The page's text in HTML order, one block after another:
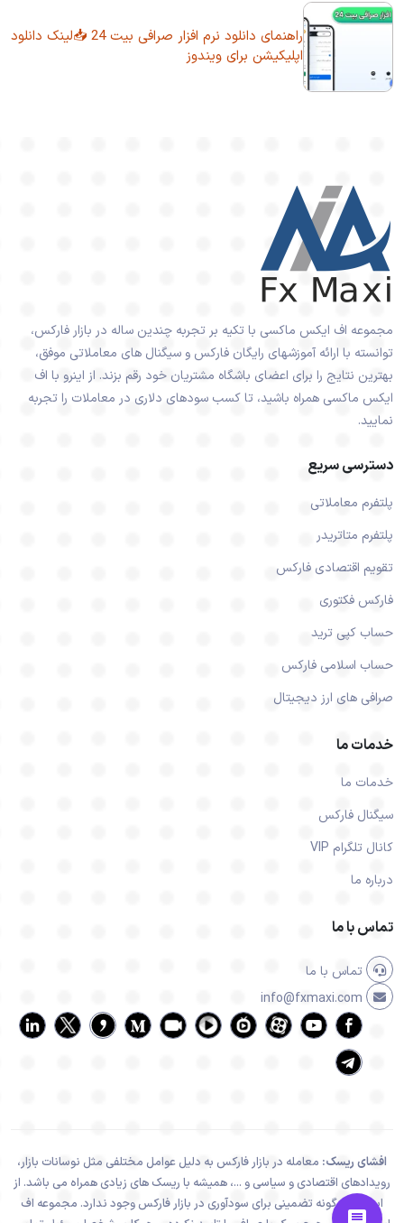
راهنمای دانلود نرم افزار صرافی بیت 24 📥لینک دانلود
اپلیکیشن برای ویندوز
مجموعه اف ایکس ماکسی با تکیه بر تجربه چندین ساله در بازار فارکس،
توانسته با ارائه آموزشهای رایگان فارکس و سیگنال های معاملاتی موفق،
بهترین نتایج را برای اعضای باشگاه مشتریان خود رقم بزند. از اینرو با اف
ایکس ماکسی همراه باشید، تا کسب سودهای دلاری در معاملات را تجربه
نمایید.
دسترسی سریع
پلتفرم معاملاتی
پلتفرم متاتریدر
تقویم اقتصادی فارکس
فارکس فکتوری
حساب کپی ترید
حساب اسلامی فارکس
صرافی های ارز دیجیتال
خدمات ما
خدمات ما
سیگنال فارکس
کانال تلگرام VIP
درباره ما
تماس با ما
تماس با ما
افشای ریسک: معامله در بازار فارکس به دلیل عوامل مختلفی مثل نوسانات بازار،
رویدادهای اقتصادی و سیاسی و ...، همیشه با ریسک های زیادی همراه می باشد. از
اینرو هیچ گونه تضمینی برای سودآوری در بازار فارکس وجود ندارد. مجموعه اف